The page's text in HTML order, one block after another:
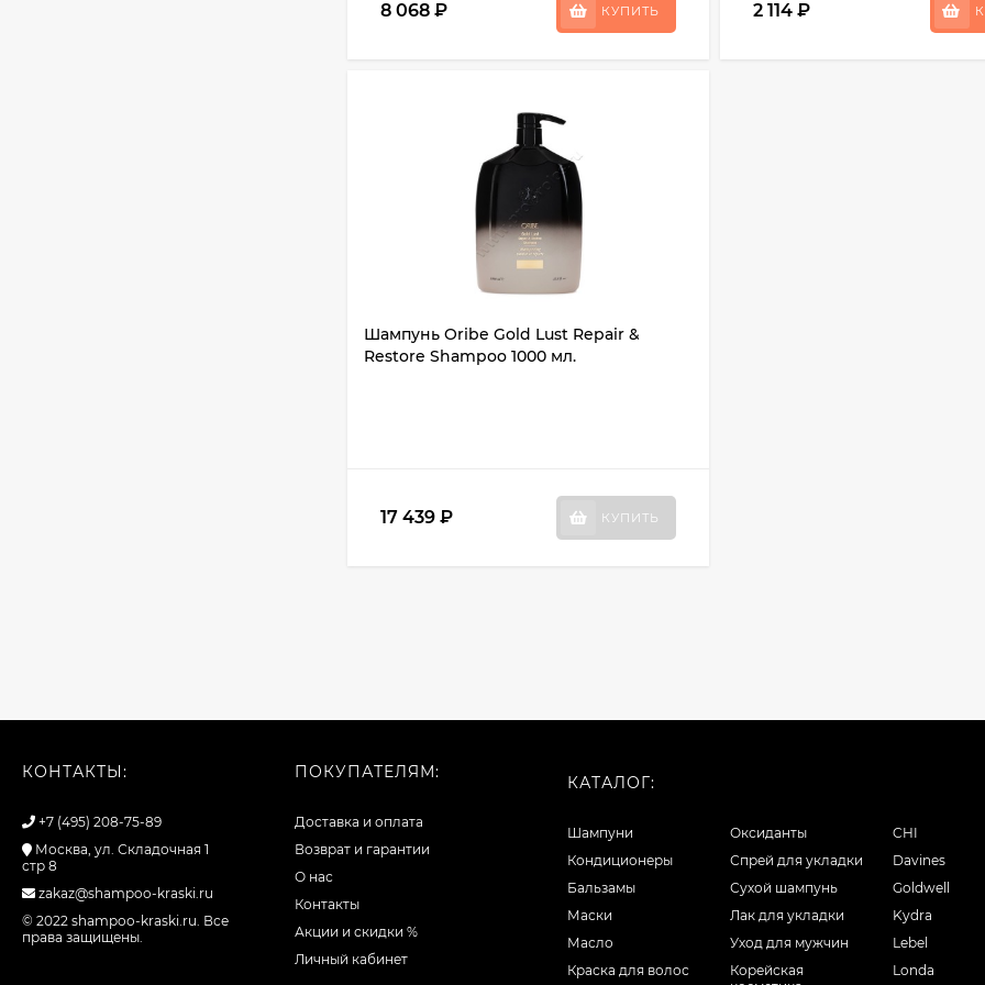
8 068 ₽ КУПИТЬ 2 114₽
Шампунь Oribe Gold Lust Repair &
Restore Shampoo 1000 мл.
17 439 ₽ КУПИТЬ
КОНТАКТЫ:
+7 (495) 208-75-89
Москва, ул. Складочная 1
стр 8
zakaz@shampoo-kraski.ru
© 2022 shampoo-kraski.ru. Все
права защищены.
ПОКУПАТЕЛЯМ:
Доставка и оплата
Возврат и гарантии
О нас
Контакты
Акции и скидки %
Личный кабинет
КАТАЛОГ:
Шампуни
Кондиционеры
Бальзамы
Маски
Масло
Краска для волос
Оксиданты
Спрей для укладки
Сухой шампунь
Лак для укладки
Уход для мужчин
Корейская
CHI
Davines
Goldwell
Kydra
Lebel
Londa